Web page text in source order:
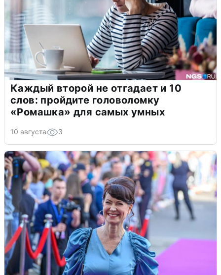
Каждый второй не отгадает и 10
слов: пройдите головоломку
«Ромашка» для самых умных
10 августа 3